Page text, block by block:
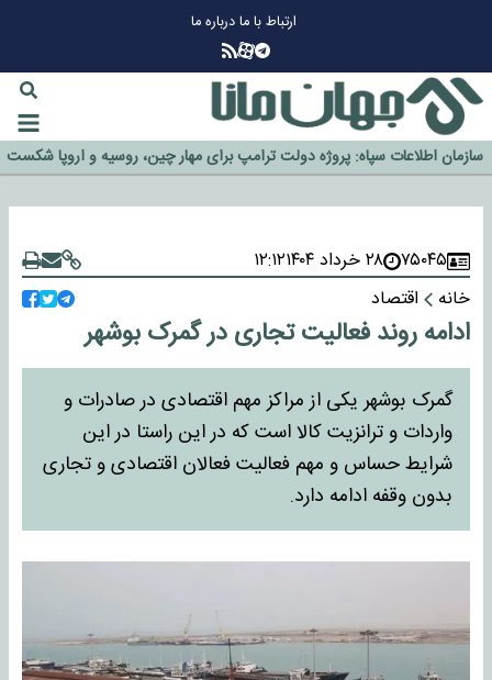
ارتباط با مادرباره ما
گزینه جدایی اوسمار روی میز مدیران پرسپولیس
آیا رئیس جمهور آمریکا قانون را دور می‌زند؟
اخراج رسمی چهره نامدار از پرسپولیس
سازمان اطلاعات سپاه: پروژه دولت ترامپ برای مهار چین، روسیه و اروپا شکست
خورد
۷۵۰۴۵ ۲۸ خرداد ۱۴۰۴
۱۲:۱۲
خانه
اقتصاد
ادامه روند فعالیت تجاری در گمرک بوشهر
گمرک بوشهر یکی از مراکز مهم اقتصادی در صادرات و
واردات و ترانزیت کالا است که در این راستا در این
شرایط حساس و مهم فعالیت فعالان اقتصادی و تجاری
بدون وقفه ادامه دارد.